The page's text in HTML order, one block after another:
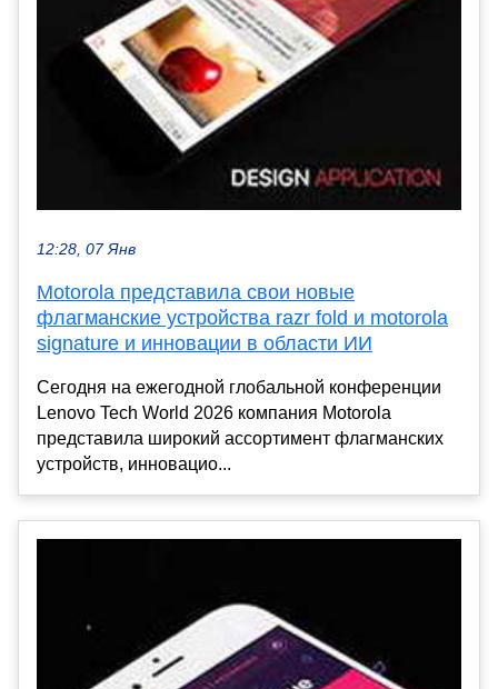
12:28, 07 Янв
Motorola представила свои новые
флагманские устройства razr fold и motorola
signature и инновации в области ИИ
Сегодня на ежегодной глобальной конференции
Lenovo Tech World 2026 компания Motorola
представила широкий ассортимент флагманских
устройств, инновацио...